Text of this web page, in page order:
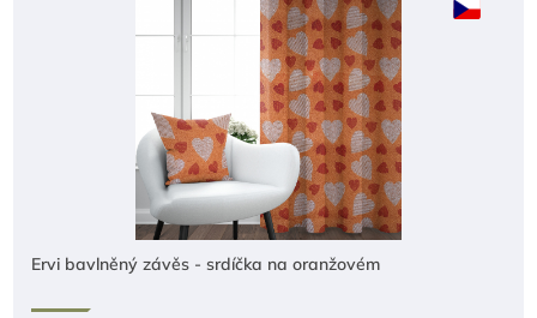
Ervi bavlněný závěs - srdíčka na oranžovém